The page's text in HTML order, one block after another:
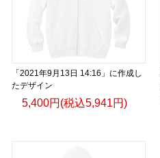
「2021年9月13日 14:16」に作成し
たデザイン
5,400円(税込5,941円)